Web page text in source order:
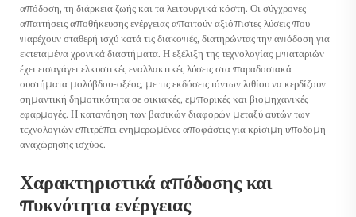
απόδοση, τη διάρκεια ζωής και τα λειτουργικά κόστη. Οι σύγχρονες
απαιτήσεις αποθήκευσης ενέργειας απαιτούν αξιόπιστες λύσεις που
παρέχουν σταθερή ισχύ κατά τις διακοπές, διατηρώντας την απόδοση για
εκτεταμένα χρονικά διαστήματα. Η εξέλιξη της τεχνολογίας μπαταριών
έχει εισαγάγει ελκυστικές εναλλακτικές λύσεις στα παραδοσιακά
συστήματα μολύβδου-οξέος, με τις εκδόσεις ιόντων λιθίου να κερδίζουν
σημαντική δημοτικότητα σε οικιακές, εμπορικές και βιομηχανικές
εφαρμογές. Η κατανόηση των βασικών διαφορών μεταξύ αυτών των
τεχνολογιών επιτρέπει ενημερωμένες αποφάσεις για κρίσιμη υποδομή
αναχώρησης ισχύος.
Χαρακτηριστικά απόδοσης και
πυκνότητα ενέργειας